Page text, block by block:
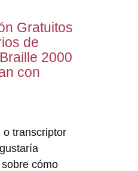
Gratuitos
de
2000
con
o transcriptor
cómo